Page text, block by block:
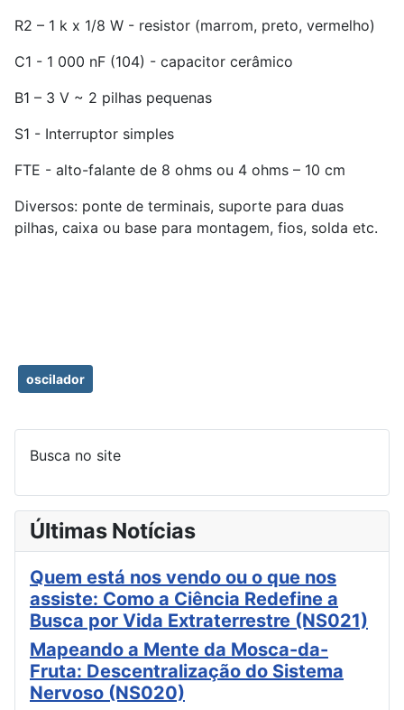
R2 – 1 k x 1/8 W - resistor (marrom, preto, vermelho)
C1 - 1 000 nF (104) - capacitor cerâmico
B1 – 3 V ~ 2 pilhas pequenas
S1 - Interruptor simples
FTE - alto-falante de 8 ohms ou 4 ohms – 10 cm
Diversos: ponte de terminais, suporte para duas
pilhas, caixa ou base para montagem, fios, solda etc.
oscilador
Busca no site
Últimas Notícias
Quem está nos vendo ou o que nos
assiste: Como a Ciência Redefine a
Busca por Vida Extraterrestre (NS021)
Mapeando a Mente da Mosca-da-
Fruta: Descentralização do Sistema
Nervoso (NS020)